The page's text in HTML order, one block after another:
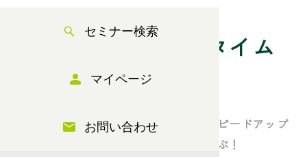
セミナー検索
マイページ
お問い合わせ
中堅社員のためのタイム
マネジメント研修
中堅社員に求められる業務効率化・スピードアップ
のためのタイムマネジメント手法を学ぶ！